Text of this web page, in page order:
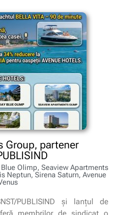
Group, partener
Olimp, Seaview Apartments
Neptun, Sirena Saturn, Avenue
PUBLISIND și lanțul de